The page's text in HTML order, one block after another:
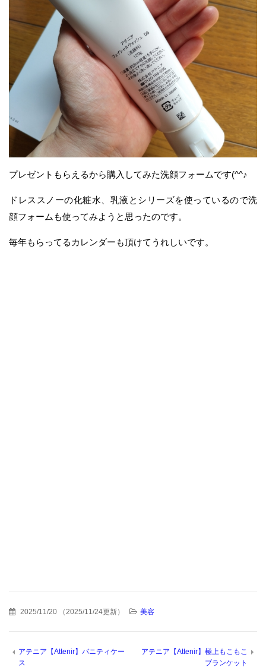
プレゼントもらえるから購入してみた洗顔フォームです(^^♪
ドレススノーの化粧水、乳液とシリーズを使っているので洗
顔フォームも使ってみようと思ったのです。
毎年もらってるカレンダーも頂けてうれしいです。
2025/11/20 （ 2025/11/24更新） 美容
アテニア【Attenir】バニティケー
ス
アテニア【Attenir】極上もこもこ
ブランケット